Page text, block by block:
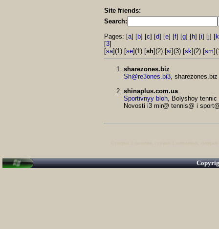
Site friends:
Search:
Pages: [a] [b] [c] [d] [e] [f] [g] [h] [i] [j] [k
[3]
[sa](1) [se](1) [sh](2) [si](3) [sk](2) [sm
sharezones.biz
Sh@re3ones.bi3 ,
shinaplus.com.ua
Sportivnyy bloh , Bolyshoy
Novosti i3 mir@ tennis@ i